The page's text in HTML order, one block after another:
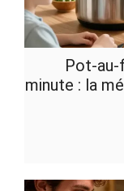
Pot-
minute : la